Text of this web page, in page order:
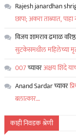
Rajesh janardhan
छापा; अकरा ताब्यात, पाहा
विजय शामराव ढमाळ
सुटकेसमधील महिलेच्या
007च्यावरअक्षय शिंदे
Anand Sardarच्यावर
बलात्कार…
काही निवडक श्रेणी